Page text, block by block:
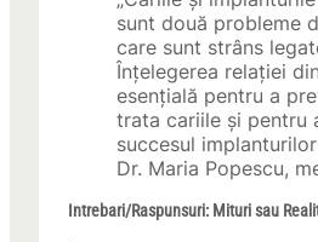
sunt două probleme
care sunt strâns
Înțelegerea relației
esențială pentru a
trata cariile și pentru
succesul
Dr. Maria Popescu,
Intrebari/Raspunsuri: Mituri sau